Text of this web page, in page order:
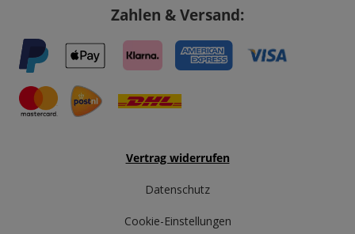
Zahlen & Versand:
Vertrag widerrufen
Datenschutz
Cookie-Einstellungen